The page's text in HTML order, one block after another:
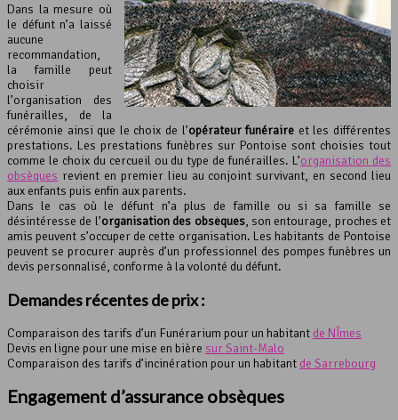
Dans la mesure où
le défunt n’a laissé
aucune
recommandation,
la famille peut
choisir
l’organisation des
funérailles, de la
cérémonie ainsi que le choix de l’opérateur funéraire et les différentes
prestations. Les prestations funèbres sur Pontoise sont choisies tout
comme le choix du cercueil ou du type de funérailles. L’organisation des
obsèques revient en premier lieu au conjoint survivant, en second lieu
aux enfants puis enfin aux parents.
Dans le cas où le défunt n’a plus de famille ou si sa famille se
désintéresse de l’organisation des obsèques, son entourage, proches et
amis peuvent s’occuper de cette organisation. Les habitants de Pontoise
peuvent se procurer auprès d’un professionnel des pompes funèbres un
devis personnalisé, conforme à la volonté du défunt.
Demandes récentes de prix :
Comparaison des tarifs d’un Funérarium pour un habitant de NÎmes
Devis en ligne pour une mise en bière sur Saint-Malo
Comparaison des tarifs d’incinération pour un habitant de Sarrebourg
Engagement d’assurance obsèques